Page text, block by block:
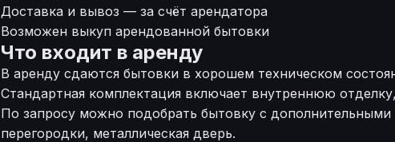
Доставка и вывоз — за счёт арендатора
Возможен выкуп арендованной бытовки
Что входит в аренду
В аренду сдаются бытовки в хорошем техническом
Стандартная комплектация включает внутреннюю
По запросу можно подобрать бытовку с дополнительными
перегородки, металлическая дверь.